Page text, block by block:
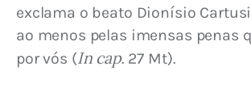
exclama o beato Dionísio
ao menos pelas imensas penas
por vós (In cap. 27 Mt).